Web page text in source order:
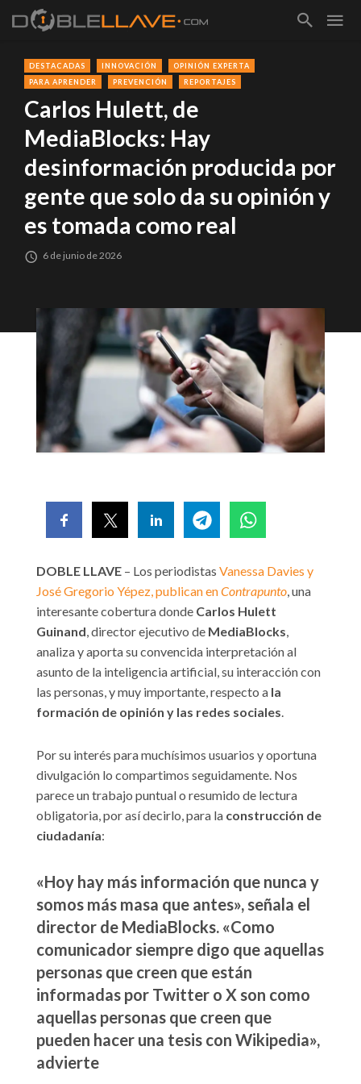
DESTACADAS INNOVACIÓN
OPINIÓN EXPERTA
PARA APRENDER
PREVENCIÓN REPORTAJES
Carlos Hulett, de
MediaBlocks: Hay
desinformación producida por
gente que solo da su opinión y
es tomada como real
6 de junio de 2026
DOBLE LLAVE – Los periodistas Vanessa Davies y
José Gregorio Yépez, publican enContrapunto, una
interesante cobertura donde Carlos Hulett
Guinand, director ejecutivo de MediaBlocks,
analiza y aporta su convencida interpretación al
asunto de la inteligencia artificial, su interacción con
las personas, y muy importante, respecto a la
formación de opinión y las redes sociales.
Por su interés para muchísimos usuarios y oportuna
divulgación lo compartimos seguidamente. Nos
parece un trabajo puntual o resumido de lectura
obligatoria, por así decirlo, para la construcción de
ciudadanía:
«Hoy hay más información que nunca y
somos más masa que antes», señala el
director de MediaBlocks. «Como
comunicador siempre digo que aquellas
personas que creen que están
informadas por Twitter o X son como
aquellas personas que creen que
pueden hacer una tesis con Wikipedia»,
advierte